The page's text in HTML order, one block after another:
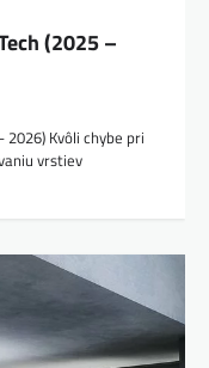
(2025 –
2026) Kvôli chybe pri
vrstiev